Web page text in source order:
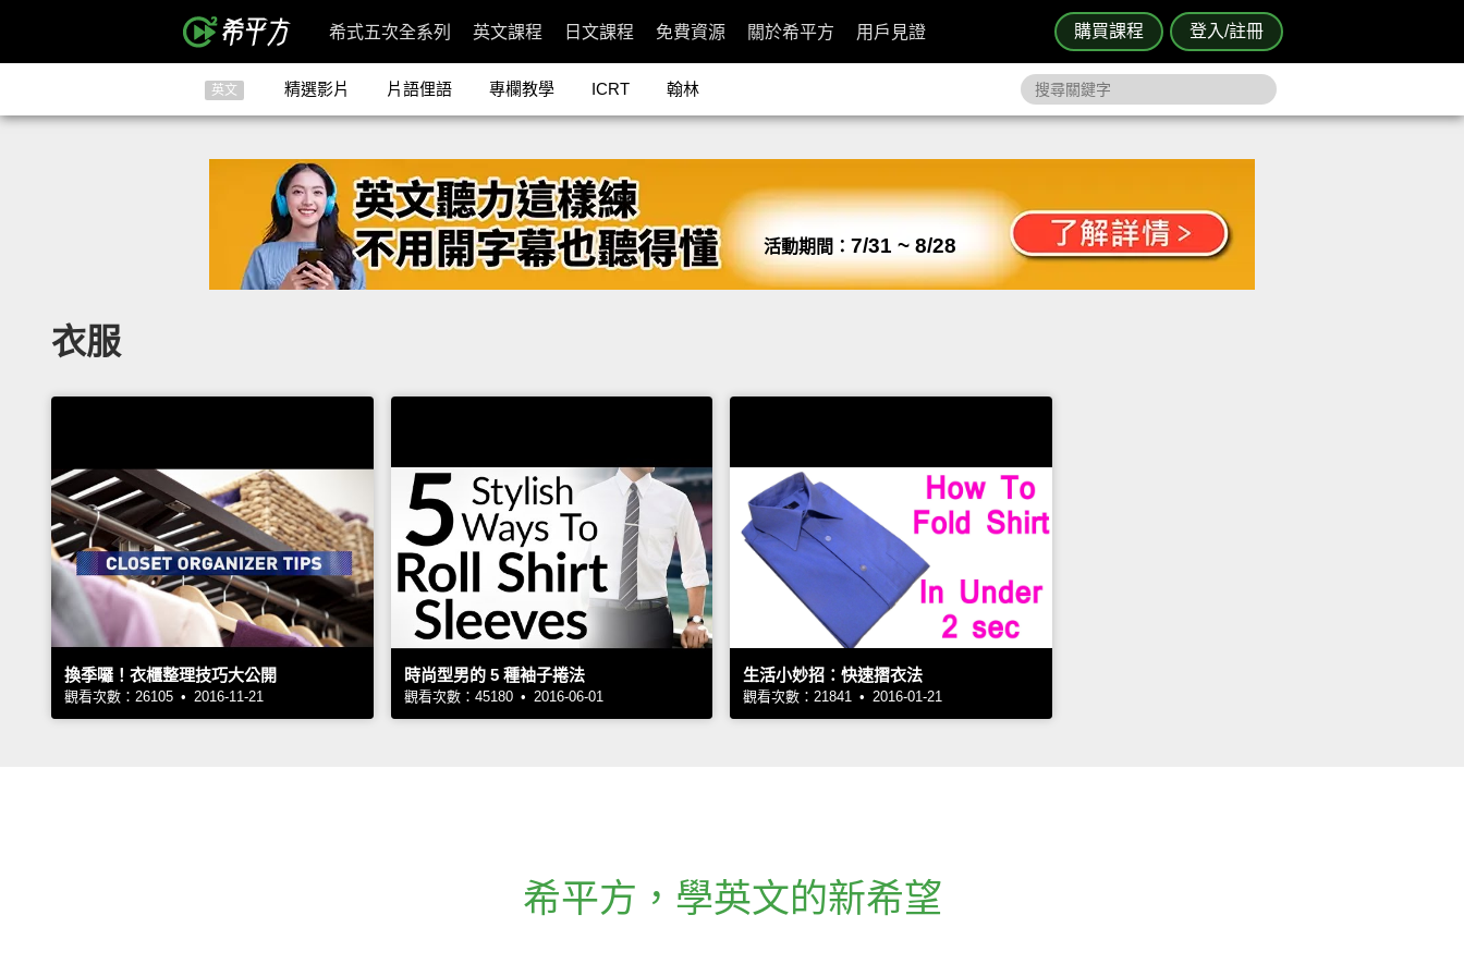
購買課程 登入/註冊
希式五次全系列 英文課程 日文課程 免費資源 關於希平方 用戶見證
英文 精選影片 片語俚語 專欄教學 ICRT 翰林
活動期間： 7/31 ~ 8/28
衣服
換季囉！衣櫃整理技巧大公開
觀看次數：26105 • 2016-11-21
時尚型男的 5 種袖子捲法
觀看次數：45180 • 2016-06-01
生活小妙招：快速摺衣法
觀看次數：21841 • 2016-01-21
希平方 ， 學英文的新希望